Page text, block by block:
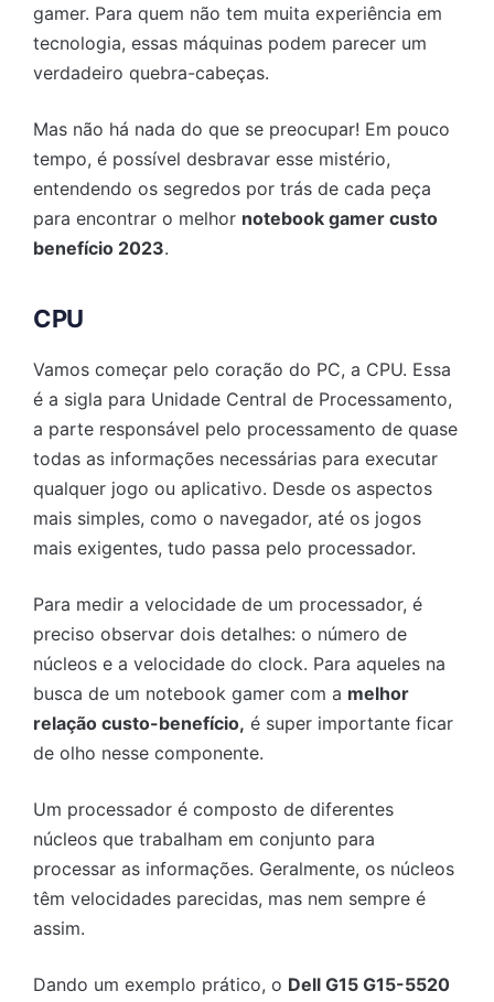
gamer. Para quem não tem muita experiência em
tecnologia, essas máquinas podem parecer um
verdadeiro quebra-cabeças.
Mas não há nada do que se preocupar! Em pouco
tempo, é possível desbravar esse mistério,
entendendo os segredos por trás de cada peça
para encontrar o melhor notebook gamer custo
benefício 2023.
CPU
Vamos começar pelo coração do PC, a CPU. Essa
é a sigla para Unidade Central de Processamento,
a parte responsável pelo processamento de quase
todas as informações necessárias para executar
qualquer jogo ou aplicativo. Desde os aspectos
mais simples, como o navegador, até os jogos
mais exigentes, tudo passa pelo processador.
Para medir a velocidade de um processador, é
preciso observar dois detalhes: o número de
núcleos e a velocidade do clock. Para aqueles na
busca de um notebook gamer com a melhor
relação custo-benefício, é super importante ficar
de olho nesse componente.
Um processador é composto de diferentes
núcleos que trabalham em conjunto para
processar as informações. Geralmente, os núcleos
têm velocidades parecidas, mas nem sempre é
assim.
Dando um exemplo prático, o Dell G15 G15-5520